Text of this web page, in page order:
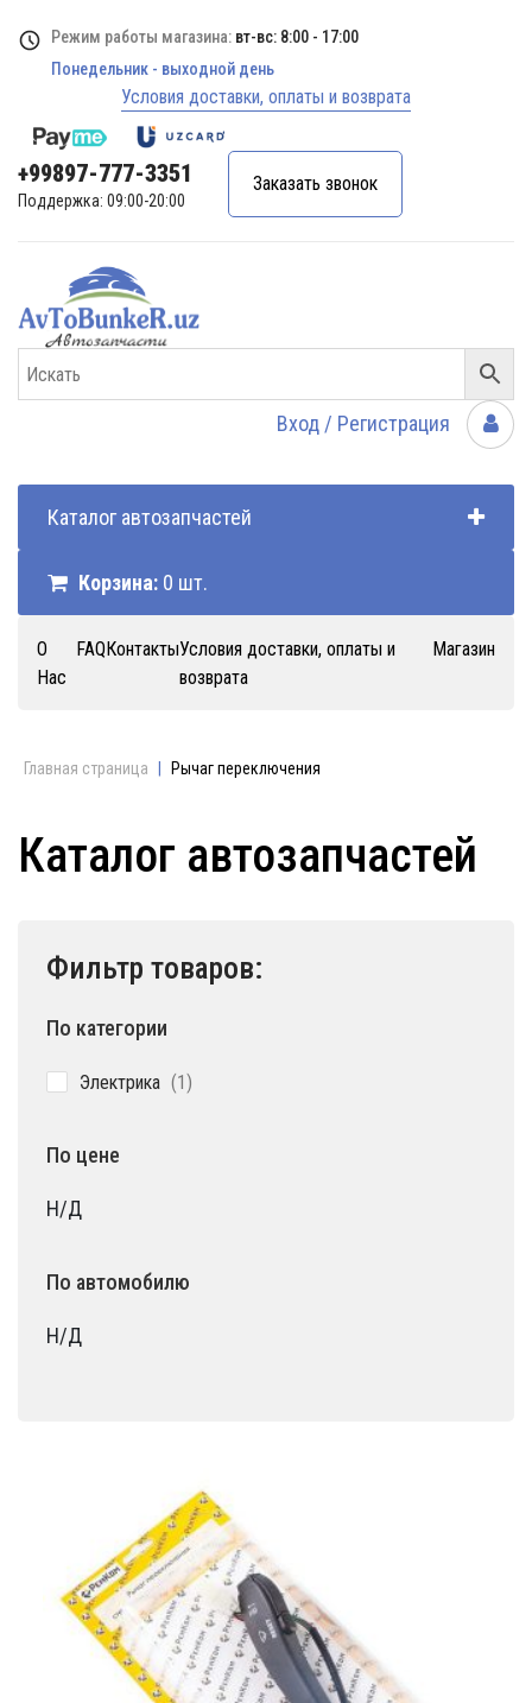
Режим работы магазина: вт-вс: 8:00 - 17:00
Понедельник - выходной день
Условия доставки, оплаты и возврата
+99897-777-3351
Поддержка: 09:00-20:00
Заказать звонок
Вход / Регистрация
Каталог автозапчастей
Корзина: 0 шт.
О
Нас
FAQКонтактыУсловия доставки, оплаты и
возврата
Магазин
Главная страница Рычаг переключения
Каталог автозапчастей
Фильтр товаров:
По категории
Электрика 11
По цене
Н/Д
По автомобилю
Н/Д